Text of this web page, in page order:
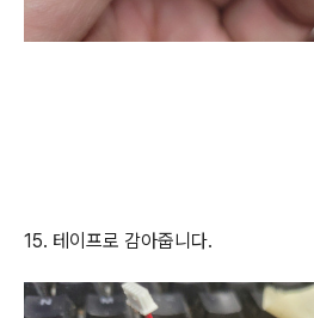
15. 테이프로 감아줍니다.